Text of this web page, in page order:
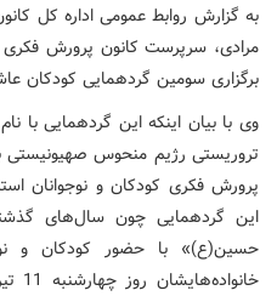
به گزارش روابط عمومی اداره کل
مرادی، سرپرست کانون پرورش فکری
برگزاری سومین گردهمایی کودکان
وی با بیان اینکه این گردهمایی با
تروریستی رژیم منحوس صهیونیستی
پرورش فکری کودکان و نوجوانان
این گردهمایی چون سال‌های